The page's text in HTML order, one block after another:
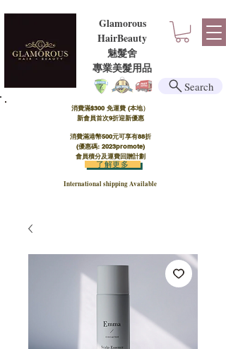
Glamorous
HairBeauty
魅髮舍
​​專業美髮用品
消費滿$300 免運費 (本地）​
新會員首次9折迎新優惠
消費滿港幣500元可享有88折
(優惠碼: 2023promote)
會員積分及運費回贈計劃
International shipping Available
了解更多
Search